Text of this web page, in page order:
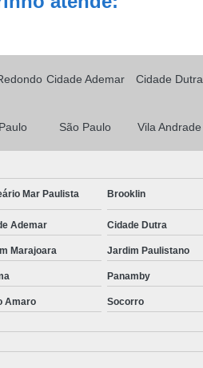
Cidade Ademar Cidade Dutra
São Paulo Vila Andrade
Mar Paulista Brooklin
Ademar Cidade Dutra
Marajoara Jardim Paulistano
Panamby
Amaro Socorro